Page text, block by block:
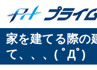
家を建てる際の
て、、、( ﾟДﾟ)